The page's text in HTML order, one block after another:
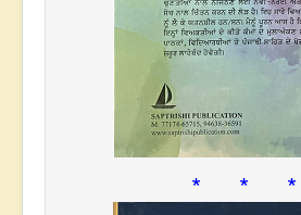
* * *